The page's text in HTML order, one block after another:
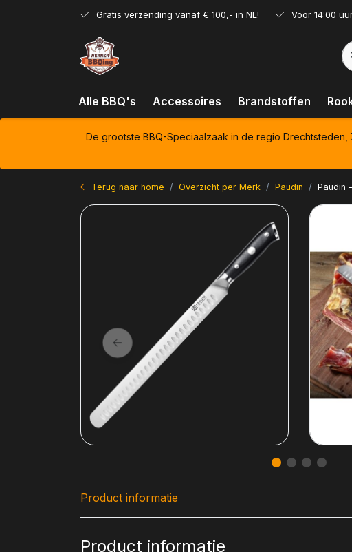
Gratis verzending vanaf € 100,- in NL! Voor 14:00
Alle BBQ's Accessoires Brandstoffen
De grootste BBQ-Speciaalzaak in de regio
Terug naar home Overzicht per Merk Paudin Paudin
Product informatie
Product informatie